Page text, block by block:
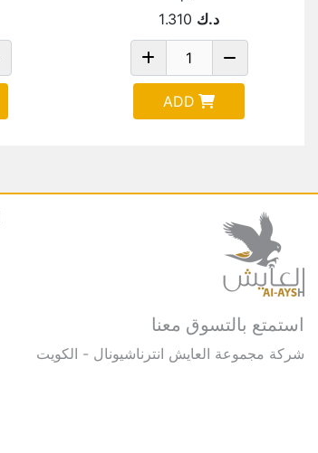
د.ك 1.310
ADD
استمتع بالتسوق معنا
شركة مجموعة العايش انترناشيونال - الكويت